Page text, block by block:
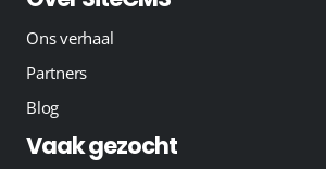
Ons verhaal
Partners
Blog
Vaak gezocht